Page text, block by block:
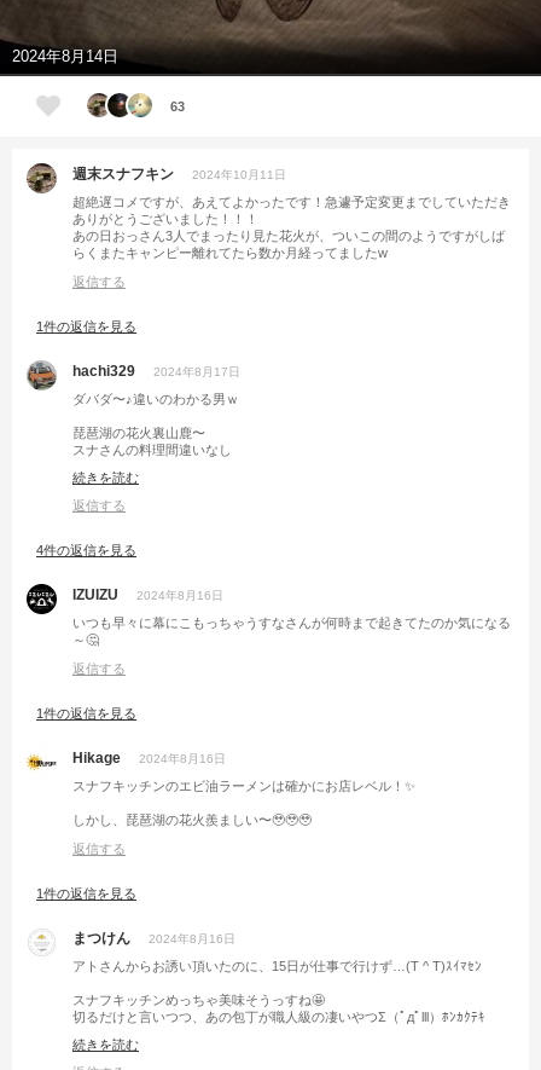
2024年8月14日
63
週末スナフキン 2024年10月11日
超絶遅コメですが、あえてよかったです！急遽予定変更までしていただき
ありがとうございました！！！
あの日おっさん3人でまったり見た花火が、ついこの間のようですがしば
らくまたキャンピー離れてたら数か月経ってましたw
返信する
1件の返信を見る
hachi329 2024年8月17日
ダバダ〜♪違いのわかる男ｗ
琵琶湖の花火裏山鹿〜
スナさんの料理間違いなし
僕もぞのさんに会いに行きたい😃
続きを読む
返信する
4件の返信を見る
IZUIZU 2024年8月16日
いつも早々に幕にこもっちゃうすなさんが何時まで起きてたのか気になる
～🤔
返信する
1件の返信を見る
Hikage 2024年8月16日
スナフキッチンのエビ油ラーメンは確かにお店レベル！✨
しかし、琵琶湖の花火羨ましい〜🥹🥹🥹
返信する
1件の返信を見る
まつけん 2024年8月16日
アトさんからお誘い頂いたのに、15日が仕事で行けず…(T ^ T)ｽｲﾏｾﾝ
スナフキッチンめっちゃ美味そうっすね🤩
切るだけと言いつつ、あの包丁が職人級の凄いやつΣ（ﾟдﾟlll）ﾎﾝｶｸﾃｷ
花火も見れて最高のぐるキャンでしたね🙋‍♂️
続きを読む